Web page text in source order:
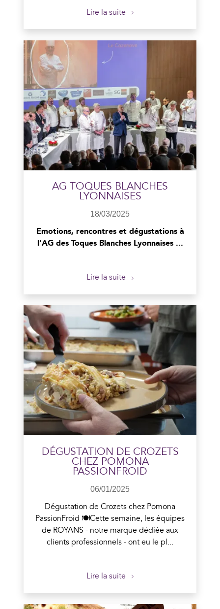
Lire la suite
En savoir plus
AG TOQUES BLANCHES
LYONNAISES
18/03/2025
Emotions, rencontres et dégustations à
l’AG des Toques Blanches Lyonnaises ...
Lire la suite
En savoir plus
DÉGUSTATION DE CROZETS
CHEZ POMONA
PASSIONFROID
06/01/2025
Dégustation de Crozets chez Pomona
PassionFroid 🍽️Cette semaine, les équipes
de ROYANS - notre marque dédiée aux
clients professionnels - ont eu le pl...
Lire la suite